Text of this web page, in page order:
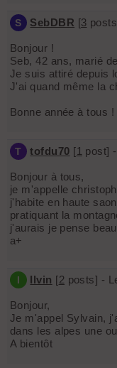
S SebDBR [3
Bonjour !
Seb, 42 ans, marié
Je suis attiré depuis
J'ai quand même la
Bonne année à tous !
T tofdu70 [1 post]
Bonjour à tous,
je m'appelle
j'habite en haute
pratiquant la
j'aurais je pense
a+
I Ilvin [2 posts] -
Bonjour,
Je m'appel Sylvain,
dans les alpes une
A bientôt